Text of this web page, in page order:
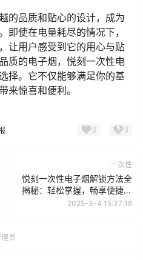
的品质和贴心的设计，成为
即使在电量耗尽的情况下，
让用户感受到它的用心与贴
质的电子烟，悦刻一次性电
择。它不仅能够满足你的基
来惊喜和便利。
0 0
一次性
悦刻一次性电子烟解锁方法全
揭秘：轻松掌握，畅享便捷体
验
2025-3-4 15:37:18
员